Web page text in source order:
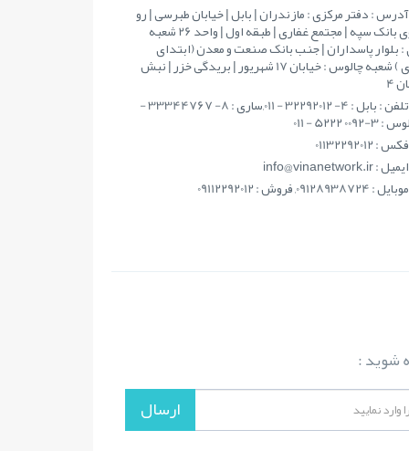
آدرس : دفتر مرکزی : مازندران | بابل | خیابان طبرسی | رو
به روی بانک سپه | مجتمع غفاری | طبقه اول | واحد 26 شعبه
بلوار پاسداران | جنب بانک صنعت و معدن (ابتدای
مطهری ) شعبه چالوس : خیابان 17 شهریور | بریدگی خزر | نبش
4
تلفن : بابل : 4- 32292012 - 011,ساری : 8- 33344767 -
فکس : 01132292012
ايميل : info@vinanetwork.ir
موبايل : 09128938724, فروش : 09112292012
شوید :
ارسال